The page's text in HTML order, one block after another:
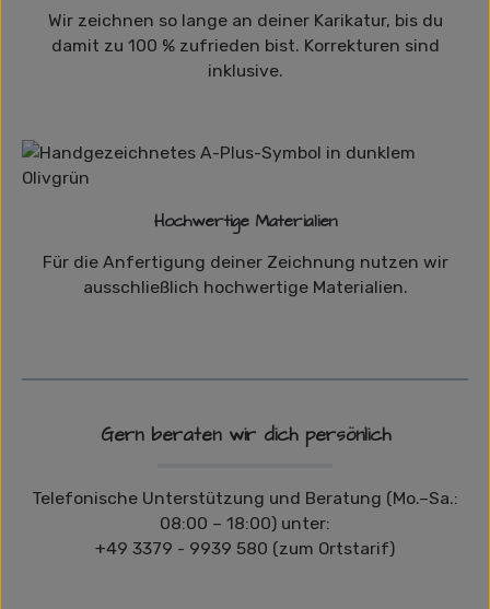
Wir zeichnen so lange an deiner Karikatur, bis du
damit zu 100 % zufrieden bist. Korrekturen sind
inklusive.
Hochwertige Materialien
Für die Anfertigung deiner Zeichnung nutzen wir
ausschließlich hochwertige Materialien.
Gern beraten wir dich persönlich
Telefonische Unterstützung und Beratung (Mo.–Sa.:
08:00 – 18:00) unter:
+49 3379 - 9939 580 (zum Ortstarif)